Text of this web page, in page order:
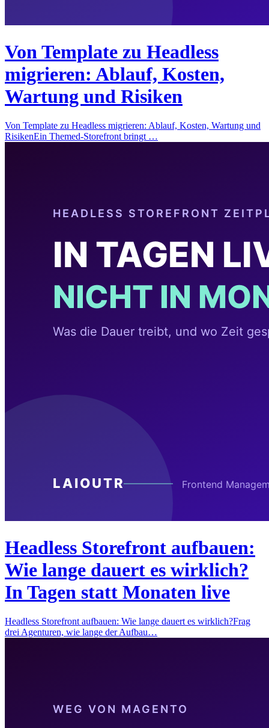
Von Template zu Headless
migrieren: Ablauf, Kosten,
Wartung und Risiken
Von Template zu Headless migrieren: Ablauf, Kosten, Wartung und
RisikenEin Themed-Storefront bringt …
Headless Storefront aufbauen:
Wie lange dauert es wirklich?
In Tagen statt Monaten live
Headless Storefront aufbauen: Wie lange dauert es wirklich?Frag
drei Agenturen, wie lange der Aufbau…